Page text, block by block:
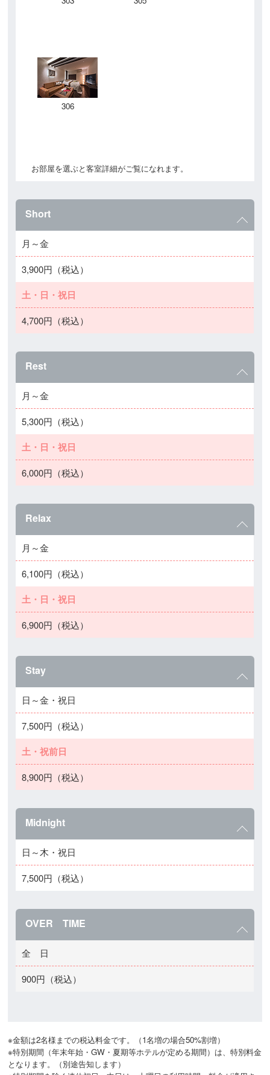
306
お部屋を選ぶと客室詳細がご覧になれます。
Short
月～金
3,900円（税込）
土・日・祝日
4,700円（税込）
Rest
月～金
5,300円（税込）
土・日・祝日
6,000円（税込）
Relax
月～金
6,100円（税込）
土・日・祝日
6,900円（税込）
Stay
日～金・祝日
7,500円（税込）
土・祝前日
8,900円（税込）
Midnight
日～木・祝日
7,500円（税込）
OVER TIME
全 日
900円（税込）
※金額は2名様までの税込料金です。（1名増の場合50%割増）
※特別期間（年末年始・GW・夏期等ホテルが定める期間）は、特別料金
となります。（別途告知します）